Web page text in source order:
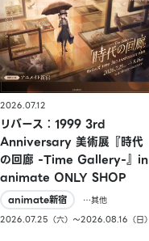
2026.07.12
リバース：1999 3rd
Anniversary 美術展『時代
の回廊 -Time Gallery-』in
animate ONLY SHOP
animate新宿
…其他
2026.07.25（六）〜2026.08.16（日）